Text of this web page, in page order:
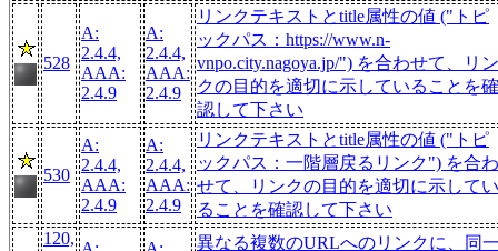
528
A:
2.4.4,
AAA:
2.4.9
A:
2.4.4,
AAA:
2.4.9
リンクテキストとtitle属性の値 ("トピ
ックパス：https://www.n-
vnpo.city.nagoya.jp/") を合わせて、リン
クの目的を適切に示していることを確
認して下さい
530
A:
2.4.4,
AAA:
2.4.9
A:
2.4.4,
AAA:
2.4.9
リンクテキストとtitle属性の値 ("トピ
ックパス：一階層戻るリンク") を合わ
せて、リンクの目的を適切に示してい
ることを確認して下さい
120,
異なる複数のURLへのリンクに、同